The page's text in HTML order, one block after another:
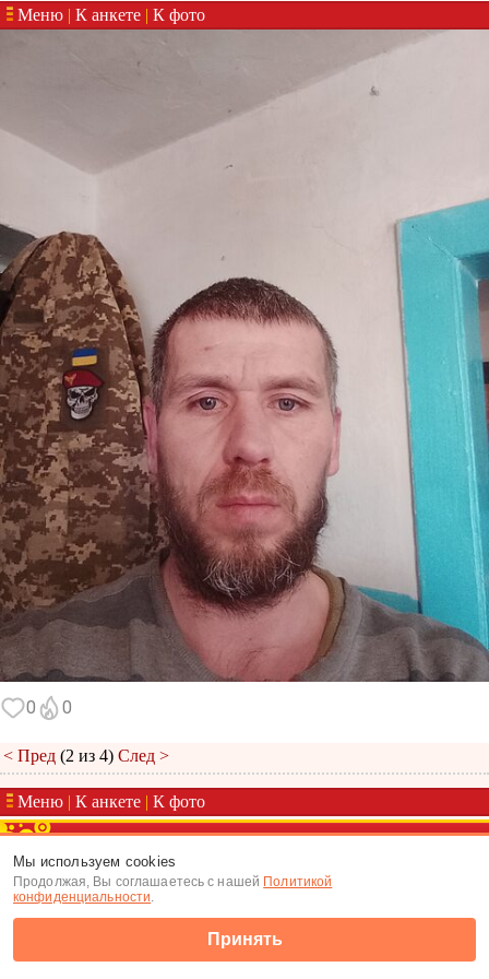
Меню | К анкете | К фото
0 0
< Пред (2 из 4) След >
Меню | К анкете | К фото
(c) Tabor.ru 2026
Мы используем cookies
Продолжая, Вы соглашаетесь с нашей Политикой
конфиденциальности.
Принять